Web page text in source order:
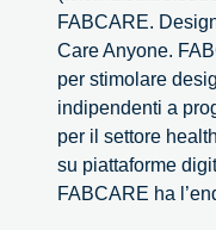
FABCARE.
Care Anyone.
per stimolare
indipendenti a
per il settore
su piattaforme
FABCARE ha